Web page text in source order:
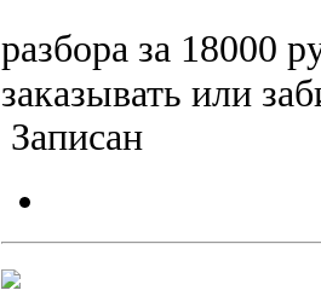
разбора за 18000
заказывать или
Записан